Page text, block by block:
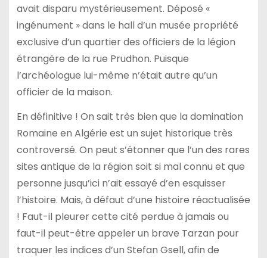
avait disparu mystérieusement. Déposé «
ingénument » dans le hall d’un musée propriété
exclusive d’un quartier des officiers de la légion
étrangère de la rue Prudhon. Puisque
l’archéologue lui-même n’était autre qu’un
officier de la maison.
En définitive ! On sait très bien que la domination
Romaine en Algérie est un sujet historique très
controversé. On peut s’étonner que l’un des rares
sites antique de la région soit si mal connu et que
personne jusqu’ici n’ait essayé d’en esquisser
l’histoire. Mais, à défaut d’une histoire réactualisée
! Faut-il pleurer cette cité perdue à jamais ou
faut-il peut-être appeler un brave Tarzan pour
traquer les indices d’un Stefan Gsell, afin de